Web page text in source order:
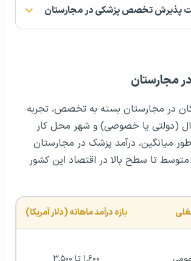
پذیرش تخصص پزشکی در مجارستان
مجارستان
در مجارستان بسته به تخصص، تجربه
(دولتی یا خصوصی) و شهر محل کار
میانگین، درآمد پزشک در مجارستان
متوسط تا سطح بالا در اقتصاد این کشور
بازه درآمد ماهانه (دلار آمریکا)